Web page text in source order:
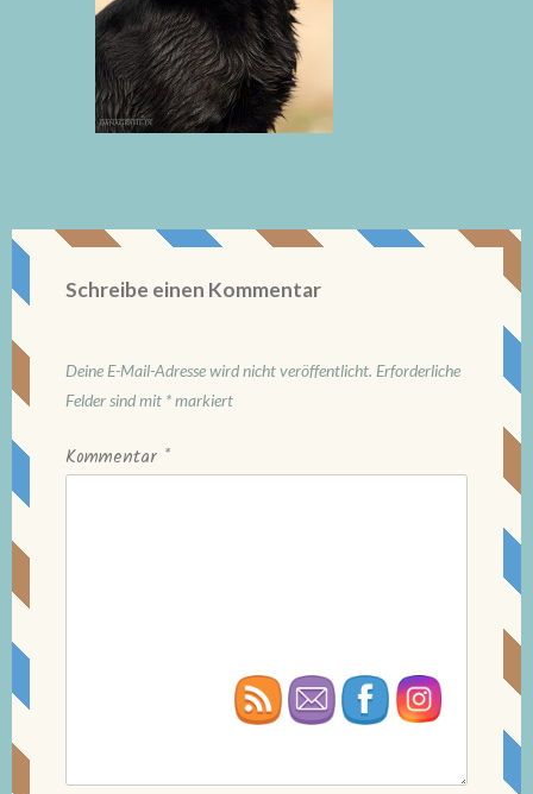
Schreibe einen Kommentar
Deine E-Mail-Adresse wird nicht veröffentlicht. Erforderliche
Felder sind mit *markiert
Kommentar *